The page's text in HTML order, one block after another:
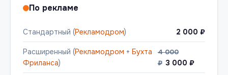
По рекламе
Стандартный (Рекламодром) 2 000 ₽
Расширенный (Рекламодром + Бухта
Фриланса)
4 000
₽ 3 000 ₽